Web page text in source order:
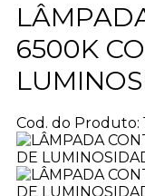
6500K
Cod. do Produto: